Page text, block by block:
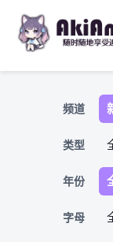
频道
类型
年份
字母